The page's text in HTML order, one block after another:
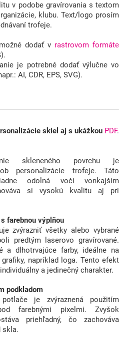
v podobe gravírovania s textom
klubu. Text/logo prosím
trofeje.
dodať v rastrovom formáte
je potrebné dodať výlučne vo
AI, CDR, EPS, SVG).
skiel aj s ukážkou PDF.
skleneného povrchu je
personalizácie trofeje. Táto
odolná voči vonkajším
si vysokú kvalitu aj pri
farebnou výplňou
zvýrazniť všetky alebo vybrané
predtým laserovo gravírované.
a dlhotrvajúce farby, ideálne na
napríklad loga. Tento efekt
a jedinečný charakter.
podkladom
je zvýraznená použitím
farebnými pixelmi. Zvyšok
priehľadný, čo zachováva
skla.